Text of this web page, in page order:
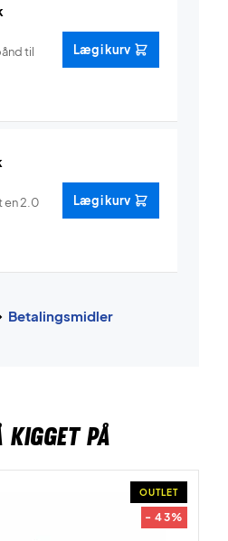
til
Læg i kurv
en 2.0
Læg i kurv
Betalingsmidler
KIGGET PÅ
OUTLET
- 43%